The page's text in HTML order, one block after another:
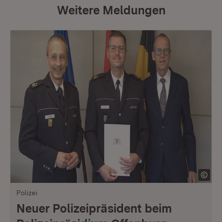
Weitere Meldungen
Polizei
Neuer Polizeipräsident beim